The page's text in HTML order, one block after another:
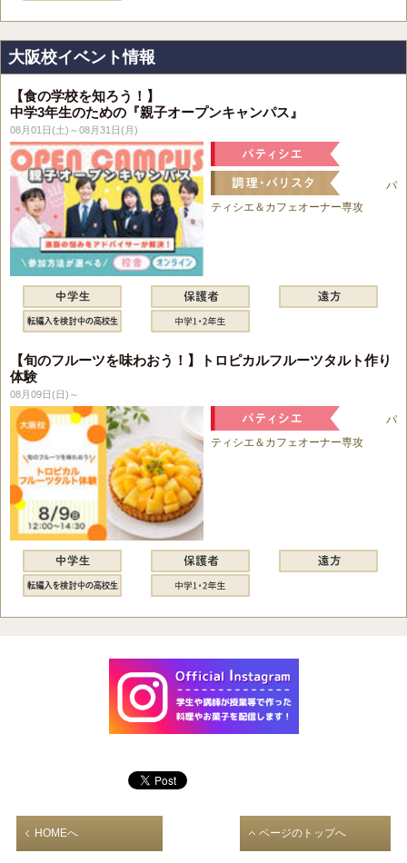
大阪校イベント情報
【食の学校を知ろう！】
中学3年生のための『親子オープンキャンパス』
08月01日(土)～08月31日(月)
パ
ティシエ＆カフェオーナー専攻
【旬のフルーツを味わおう！】トロピカルフルーツタルト作り
体験
08月09日(日)～
パ
ティシエ＆カフェオーナー専攻
HOMEへ ページのトップへ